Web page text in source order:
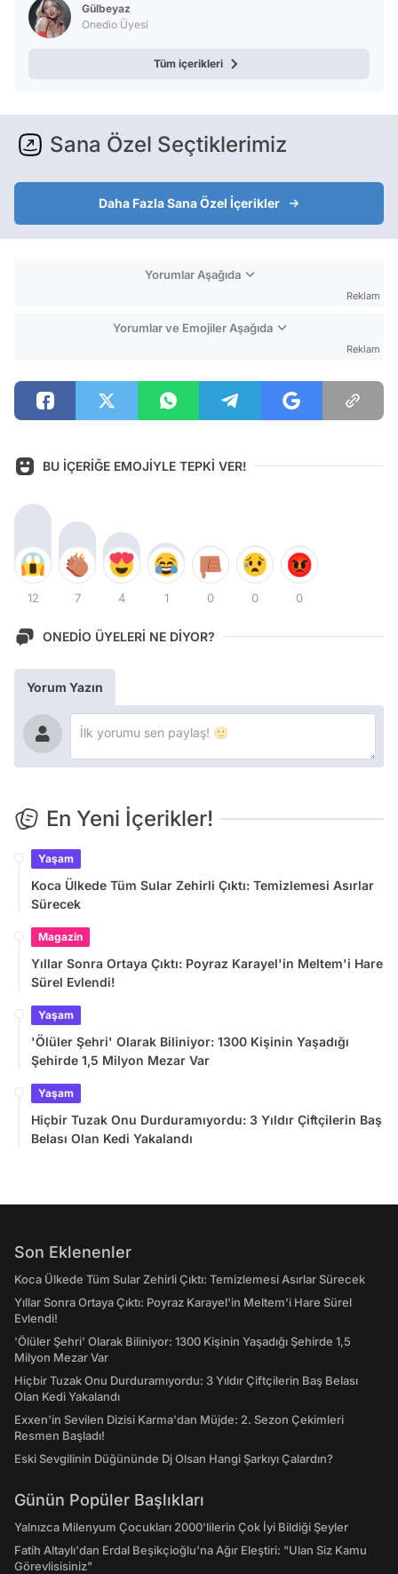
Gülbeyaz
Onedio Üyesi
Tüm içerikleri
Sana Özel Seçtiklerimiz
Daha Fazla Sana Özel İçerikler
Yorumlar Aşağıda
Reklam
Yorumlar ve Emojiler Aşağıda
Reklam
BU İÇERİĞE EMOJİYLE TEPKİ VER!
12 7 4 1 0 0 0
ONEDİO ÜYELERİ NE DİYOR?
Yorum Yazın
En Yeni İçerikler!
Yaşam
Koca Ülkede Tüm Sular Zehirli Çıktı: Temizlemesi Asırlar
Sürecek
Magazin
Yıllar Sonra Ortaya Çıktı: Poyraz Karayel'in Meltem'i Hare
Sürel Evlendi!
Yaşam
'Ölüler Şehri' Olarak Biliniyor: 1300 Kişinin Yaşadığı
Şehirde 1,5 Milyon Mezar Var
Yaşam
Hiçbir Tuzak Onu Durduramıyordu: 3 Yıldır Çiftçilerin Baş
Belası Olan Kedi Yakalandı
Son Eklenenler
Koca Ülkede Tüm Sular Zehirli Çıktı: Temizlemesi Asırlar Sürecek
Yıllar Sonra Ortaya Çıktı: Poyraz Karayel'in Meltem'i Hare Sürel
Evlendi!
'Ölüler Şehri' Olarak Biliniyor: 1300 Kişinin Yaşadığı Şehirde 1,5
Milyon Mezar Var
Hiçbir Tuzak Onu Durduramıyordu: 3 Yıldır Çiftçilerin Baş Belası
Olan Kedi Yakalandı
Exxen'in Sevilen Dizisi Karma'dan Müjde: 2. Sezon Çekimleri
Resmen Başladı!
Eski Sevgilinin Düğününde Dj Olsan Hangi Şarkıyı Çalardın?
Günün Popüler Başlıkları
Yalnızca Milenyum Çocukları 2000'lilerin Çok İyi Bildiği Şeyler
Fatih Altaylı'dan Erdal Beşikçioğlu'na Ağır Eleştiri: "Ulan Siz Kamu
Görevlisisiniz"